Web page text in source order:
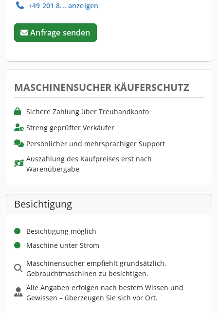
+49 201 8... anzeigen
Anfrage senden
MASCHINENSUCHER KÄUFERSCHUTZ
Sichere Zahlung über Treuhandkonto
Streng geprüfter Verkäufer
Persönlicher und mehrsprachiger Support
Auszahlung des Kaufpreises erst nach
Warenübergabe
Besichtigung
Besichtigung möglich
Maschine unter Strom
Maschinensucher empfiehlt grundsätzlich,
Gebrauchtmaschinen zu besichtigen.
Alle Angaben erfolgen nach bestem Wissen und
Gewissen – überzeugen Sie sich vor Ort.